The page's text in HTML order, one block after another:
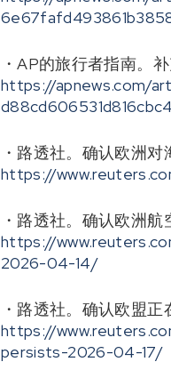
・AP的旅行者指南。
https://apnews.com/
・路透社。确认欧洲
https://
・路透社。确认欧洲
https://
2026-04-14/
・路透社。确认欧盟正
https://
persists-2026-04-17/